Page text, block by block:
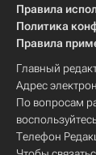
Правила
Политика
Правила
Главный
Адрес
По вопросам
Телефон